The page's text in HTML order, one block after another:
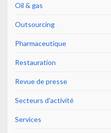
Oil & gas
Outsourcing
Pharmaceutique
Restauration
Revue de presse
Secteurs d'activité
Services